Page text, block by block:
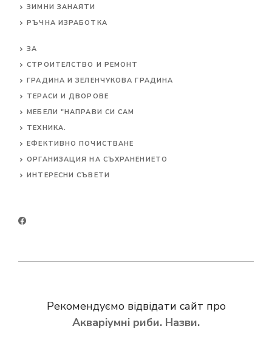
ЗИМНИ ЗАНАЯТИ
РЪЧНА ИЗРАБОТКА
ЗА
СТРОИТЕЛСТВО И РЕМОНТ
ГРАДИНА И ЗЕЛЕНЧУКОВА ГРАДИНА
ТЕРАСИ И ДВОРОВЕ
МЕБЕЛИ "НАПРАВИ СИ САМ
ТЕХНИКА.
ЕФЕКТИВНО ПОЧИСТВАНЕ
ОРГАНИЗАЦИЯ НА СЪХРАНЕНИЕТО
ИНТЕРЕСНИ СЪВЕТИ
Рекомендуємо відвідати сайт про
Акваріумні риби. Назви.